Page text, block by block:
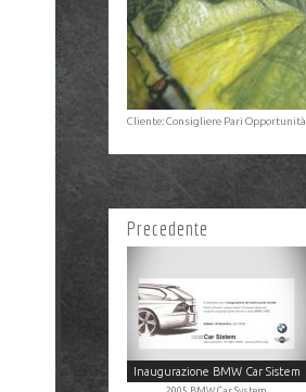
Cliente: Consigliere Pari Opportunità
Precedente
Inaugurazione BMW Car Sistem